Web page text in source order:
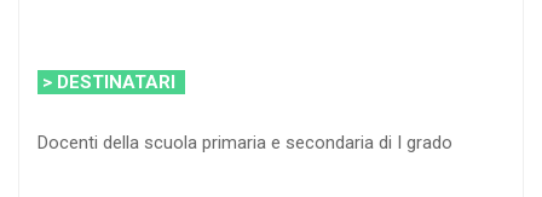
> DESTINATARI
Docenti della scuola primaria e secondaria di I grado